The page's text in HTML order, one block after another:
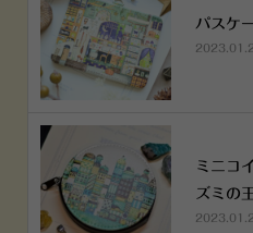
パスケ
ミニコ
ズミの